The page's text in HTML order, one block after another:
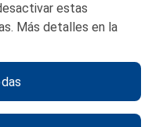
estas
Más detalles en la